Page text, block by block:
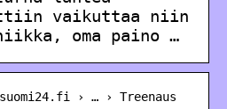
vaikuttaa niin
oma paino …
› … › Treenaus